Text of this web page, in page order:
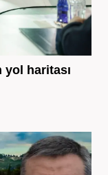
yol haritası